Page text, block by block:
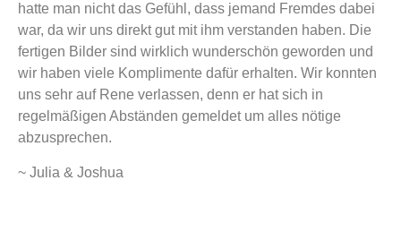
hatte man nicht das Gefühl, dass jemand Fremdes dabei
war, da wir uns direkt gut mit ihm verstanden haben. Die
fertigen Bilder sind wirklich wunderschön geworden und
wir haben viele Komplimente dafür erhalten. Wir konnten
uns sehr auf Rene verlassen, denn er hat sich in
regelmäßigen Abständen gemeldet um alles nötige
abzusprechen.
~ Julia & Joshua